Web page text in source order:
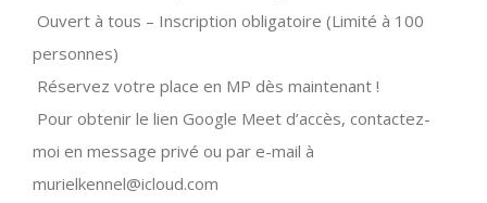
Ouvert à tous – Inscription obligatoire (Limité à 100
personnes)
Réservez votre place en MP dès maintenant !
Pour obtenir le lien Google Meet d’accès, contactez-
moi en message privé ou par e-mail à
murielkennel@icloud.com